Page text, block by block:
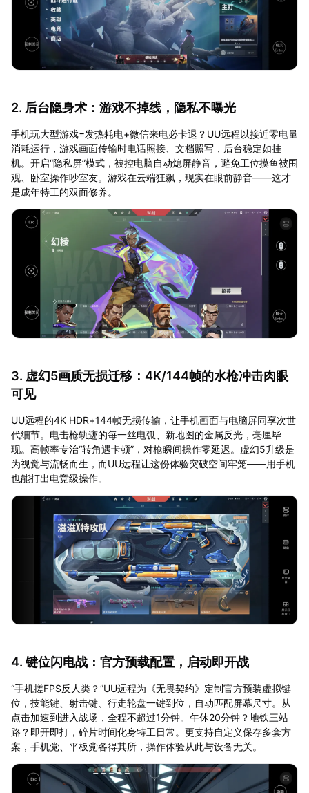
2. 后台隐身术：游戏不掉线，隐私不曝光
手机玩大型游戏=发热耗电+微信来电必卡退？UU远程以接近零电量
消耗运行，游戏画面传输时电话照接、文档照写，后台稳定如挂
机。开启“隐私屏”模式，被控电脑自动熄屏静音，避免工位摸鱼被围
观、卧室操作吵室友。游戏在云端狂飙，现实在眼前静音——这才
是成年特工的双面修养。
3. 虚幻5画质无损迁移：4K/144帧的水枪冲击肉眼
可见
UU远程的4K HDR+144帧无损传输，让手机画面与电脑屏同享次世
代细节。电击枪轨迹的每一丝电弧、新地图的金属反光，毫厘毕
现。高帧率专治“转角遇卡顿”，对枪瞬间操作零延迟。虚幻5升级是
为视觉与流畅而生，而UU远程让这份体验突破空间牢笼——用手机
也能打出电竞级操作。
4. 键位闪电战：官方预载配置，启动即开战
“手机搓FPS反人类？”UU远程为《无畏契约》定制官方预装虚拟键
位，技能键、射击键、行走轮盘一键到位，自动匹配屏幕尺寸。从
点击加速到进入战场，全程不超过1分钟。午休20分钟？地铁三站
路？即开即打，碎片时间化身特工日常。更支持自定义保存多套方
案，手机党、平板党各得其所，操作体验从此与设备无关。